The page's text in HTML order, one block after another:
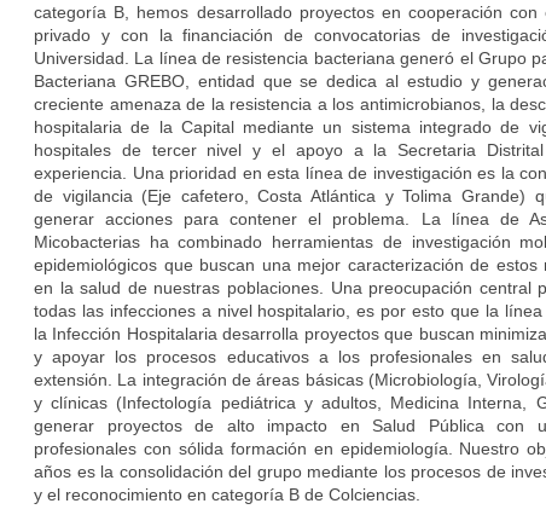
categoría B, hemos desarrollado proyectos en cooperación
privado y con la financiación de convocatorias de
Universidad. La línea de resistencia bacteriana generó el Grupo
Bacteriana GREBO, entidad que se dedica al estudio y
creciente amenaza de la resistencia a los antimicrobianos, la
hospitalaria de la Capital mediante un sistema integrado de
hospitales de tercer nivel y el apoyo a la Secretaria
experiencia. Una prioridad en esta línea de investigación es la
de vigilancia (Eje cafetero, Costa Atlántica y Tolima Grande)
generar acciones para contener el problema. La línea de
Micobacterias ha combinado herramientas de investigación
epidemiológicos que buscan una mejor caracterización de
en la salud de nuestras poblaciones. Una preocupación central
todas las infecciones a nivel hospitalario, es por esto que la
la Infección Hospitalaria desarrolla proyectos que buscan
y apoyar los procesos educativos a los profesionales en
extensión. La integración de áreas básicas (Microbiología,
y clínicas (Infectología pediátrica y adultos, Medicina Interna,
generar proyectos de alto impacto en Salud Pública con
profesionales con sólida formación en epidemiología. Nuestro
años es la consolidación del grupo mediante los procesos de
y el reconocimiento en categoría B de Colciencias.